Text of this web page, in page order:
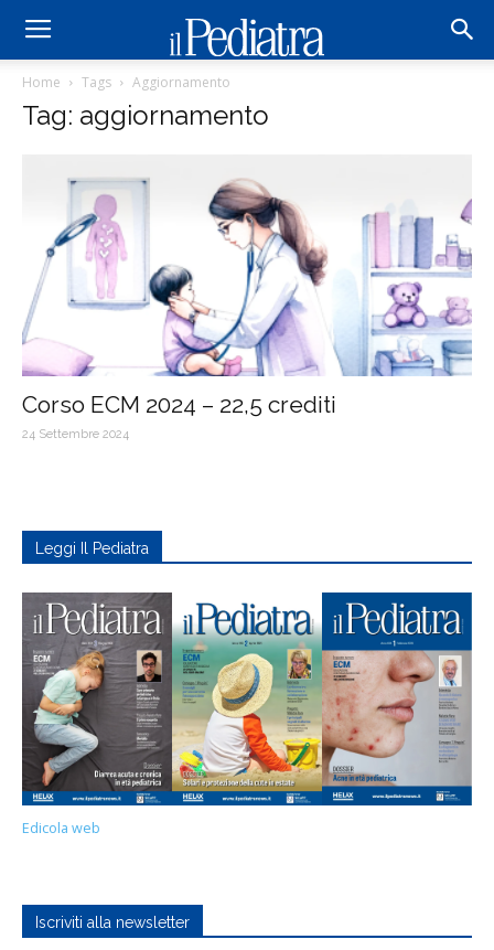
Home Tags Aggiornamento
Tag: aggiornamento
Corso ECM 2024 – 22,5 crediti
24 Settembre 2024
Leggi Il Pediatra
Edicola web
Iscriviti alla newsletter